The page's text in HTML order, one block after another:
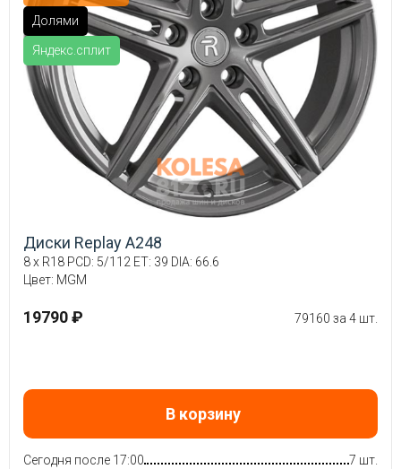
Долями
Яндекс.сплит
Диски Replay A248
8 x R18 PCD: 5/112 ET: 39 DIA: 66.6
Цвет: MGM
19790 ₽ 79160 за 4 шт.
В корзину
Сегодня после 17:00
7 шт.